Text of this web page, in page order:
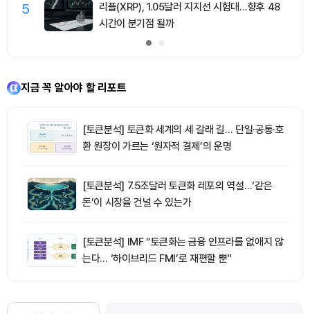
5
리플(XRP), 1.05달러 지지선 시험대…향후 48
시간이 분기점 될까
지금 꼭 알아야 할 리포트
[토큰분석] 토큰화 세계의 세 갈래 길… 단일·공통·호
환 원장이 가르는 ‘원자적 결제’의 운명
[토큰분석] 7.5조달러 토큰화 레포의 역설…‘같은
돈’이 시장을 건널 수 있는가
[토큰분석] IMF “토큰화는 금융 인프라를 없애지 않
는다… ‘하이브리드 FMI’로 재편할 뿐”